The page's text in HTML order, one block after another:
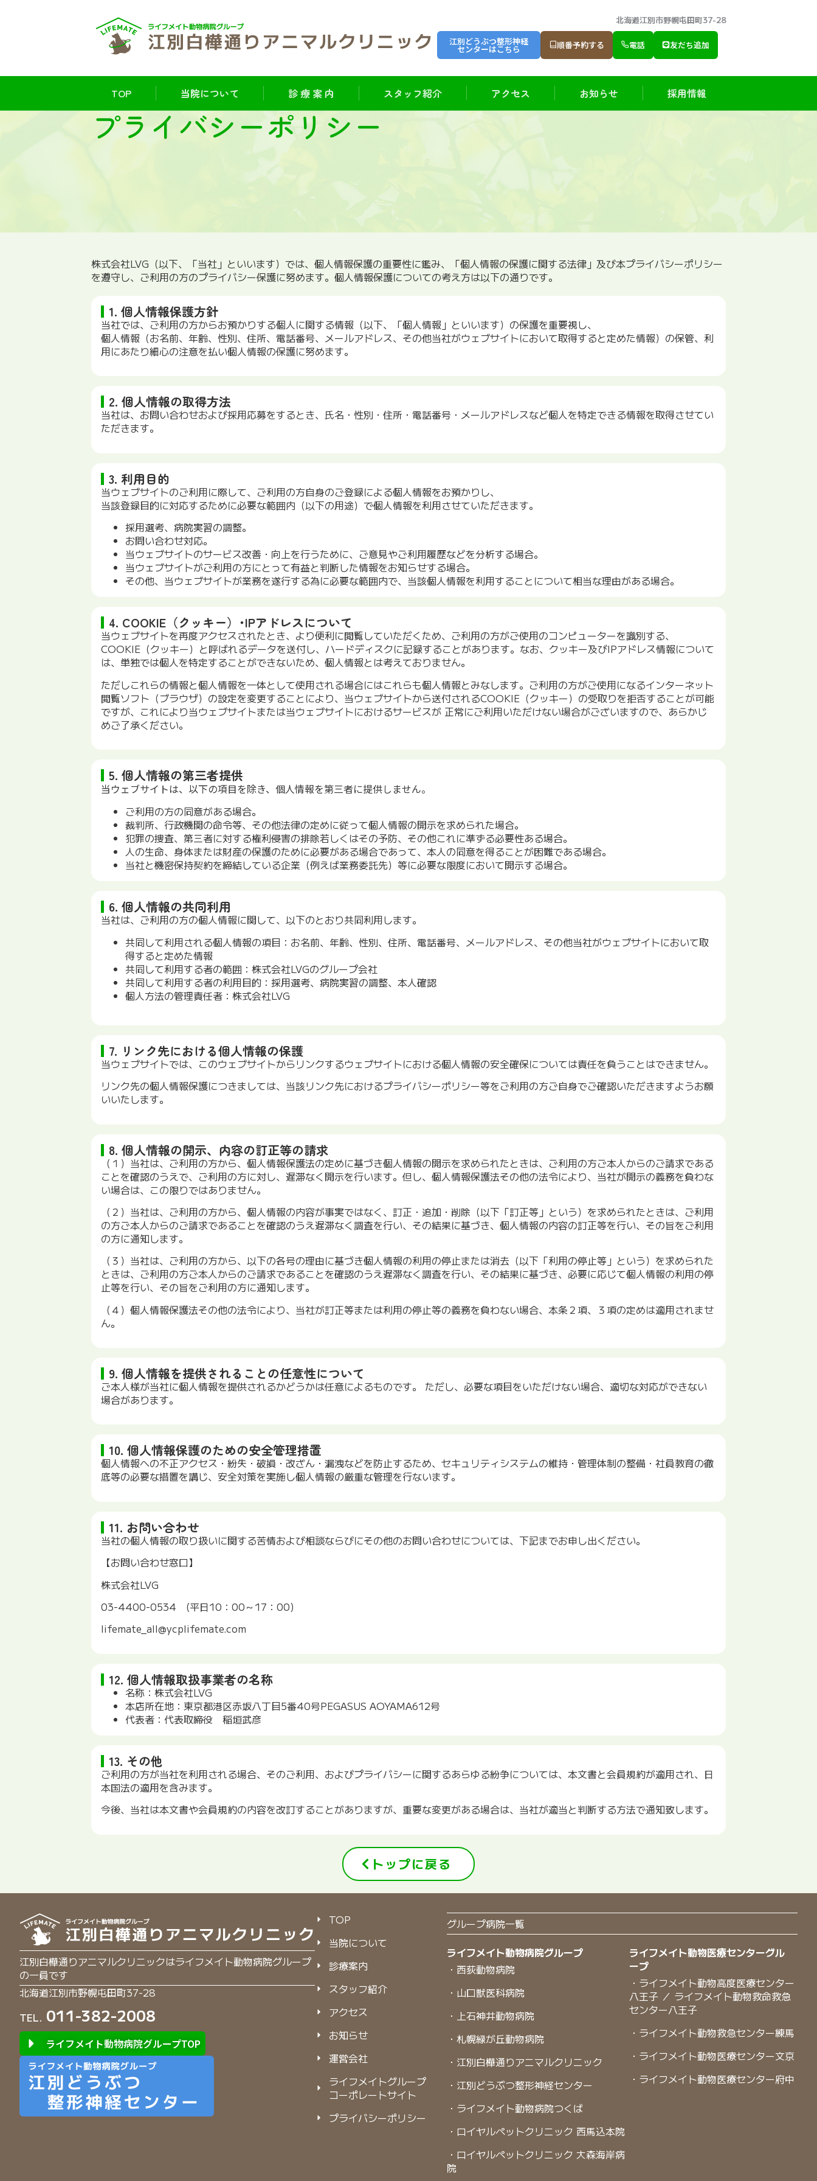
北海道江別市野幌屯田町37-28
江別どうぶつ整形神経
センターはこちら 順番予約する 電話 友だち追加
TOP 当院について 診 療 案 内 スタッフ紹介 アクセス お知らせ 採用情報
プライバシーポリシー
株式会社LVG（以下、「当社」といいます）では、個人情報保護の重要性に鑑み、「個人情報の保護に関する法律」及び本プライバシーポリシー
を遵守し、ご利用の方のプライバシー保護に努めます。個人情報保護についての考え方は以下の通りです。
1. 個人情報保護方針
当社では、ご利用の方からお預かりする個人に関する情報（以下、「個人情報」といいます）の保護を重要視し、
個人情報（お名前、年齢、性別、住所、電話番号、メールアドレス、その他当社がウェブサイトにおいて取得すると定めた情報）の保管、利
用にあたり細心の注意を払い個人情報の保護に努めます。
2. 個人情報の取得方法
当社は、お問い合わせおよび採用応募をするとき、氏名・性別・住所・電話番号・メールアドレスなど個人を特定できる情報を取得させてい
ただきます。
3. 利用目的
当ウェブサイトのご利用に際して、ご利用の方自身のご登録による個人情報をお預かりし、
当該登録目的に対応するために必要な範囲内（以下の用途）で個人情報を利用させていただきます。
採用選考、病院実習の調整。
お問い合わせ対応。
当ウェブサイトのサービス改善・向上を行うために、ご意見やご利用履歴などを分析する場合。
当ウェブサイトがご利用の方にとって有益と判断した情報をお知らせする場合。
その他、当ウェブサイトが業務を遂行する為に必要な範囲内で、当該個人情報を利用することについて相当な理由がある場合。
4. COOKIE（クッキー）･IPアドレスについて
当ウェブサイトを再度アクセスされたとき、より便利に閲覧していただくため、ご利用の方がご使用のコンピューターを識別する、
COOKIE（クッキー）と呼ばれるデータを送付し、ハードディスクに記録することがあります。なお、クッキー及びIPアドレス情報について
は、単独では個人を特定することができないため、個人情報とは考えておりません。
ただしこれらの情報と個人情報を一体として使用される場合にはこれらも個人情報とみなします。ご利用の方がご使用になるインターネット
閲覧ソフト（ブラウザ）の設定を変更することにより、当ウェブサイトから送付されるCOOKIE（クッキー）の受取りを拒否することが可能
ですが、これにより当ウェブサイトまたは当ウェブサイトにおけるサービスが 正常にご利用いただけない場合がございますので、あらかじ
めご了承ください。
5. 個人情報の第三者提供
当ウェブサイトは、以下の項目を除き、個人情報を第三者に提供しません。
ご利用の方の同意がある場合。
裁判所、行政機関の命令等、その他法律の定めに従って個人情報の開示を求められた場合。
犯罪の捜査、第三者に対する権利侵害の排除若しくはその予防、その他これに準ずる必要性ある場合。
人の生命、身体または財産の保護のために必要がある場合であって、本人の同意を得ることが困難である場合。
当社と機密保持契約を締結している企業（例えば業務委託先）等に必要な限度において開示する場合。
6. 個人情報の共同利用
当社は、ご利用の方の個人情報に関して、以下のとおり共同利用します。
共同して利用される個人情報の項目：お名前、年齢、性別、住所、電話番号、メールアドレス、その他当社がウェブサイトにおいて取
得すると定めた情報
共同して利用する者の範囲：株式会社LVGのグループ会社
共同して利用する者の利用目的：採用選考、病院実習の調整、本人確認
個人方法の管理責任者：株式会社LVG
7. リンク先における個人情報の保護
当ウェブサイトでは、このウェブサイトからリンクするウェブサイトにおける個人情報の安全確保については責任を負うことはできません。
リンク先の個人情報保護につきましては、当該リンク先におけるプライバシーポリシー等をご利用の方ご自身でご確認いただきますようお願
いいたします。
8. 個人情報の開示、内容の訂正等の請求
（１）当社は、ご利用の方から、個人情報保護法の定めに基づき個人情報の開示を求められたときは、ご利用の方ご本人からのご請求である
ことを確認のうえで、ご利用の方に対し、遅滞なく開示を行います。但し、個人情報保護法その他の法令により、当社が開示の義務を負わな
い場合は、この限りではありません。
（２）当社は、ご利用の方から、個人情報の内容が事実ではなく、訂正・追加・削除（以下「訂正等」という）を求められたときは、ご利用
の方ご本人からのご請求であることを確認のうえ遅滞なく調査を行い、その結果に基づき、個人情報の内容の訂正等を行い、その旨をご利用
の方に通知します。
（３）当社は、ご利用の方から、以下の各号の理由に基づき個人情報の利用の停止または消去（以下「利用の停止等」という）を求められた
ときは、ご利用の方ご本人からのご請求であることを確認のうえ遅滞なく調査を行い、その結果に基づき、必要に応じて個人情報の利用の停
止等を行い、その旨をご利用の方に通知します。
（４）個人情報保護法その他の法令により、当社が訂正等または利用の停止等の義務を負わない場合、本条２項、３項の定めは適用されませ
ん。
9. 個人情報を提供されることの任意性について
ご本人様が当社に個人情報を提供されるかどうかは任意によるものです。 ただし、必要な項目をいただけない場合、適切な対応ができない
場合があります。
10. 個人情報保護のための安全管理措置
個人情報への不正アクセス・紛失・破損・改ざん・漏洩などを防止するため、セキュリティシステムの維持・管理体制の整備・社員教育の徹
底等の必要な措置を講じ、安全対策を実施し個人情報の厳重な管理を行ないます。
11. お問い合わせ
当社の個人情報の取り扱いに関する苦情および相談ならびにその他のお問い合わせについては、下記までお申し出ください。
【お問い合わせ窓口】
株式会社LVG
03-4400-0534 (平日10：00～17：00)
lifemate_all@ycplifemate.com
12. 個人情報取扱事業者の名称
名称：株式会社LVG
本店所在地：東京都港区赤坂八丁目5番40号PEGASUS AOYAMA612号
代表者：代表取締役 稲垣武彦
13. その他
ご利用の方が当社を利用される場合、そのご利用、およびプライバシーに関するあらゆる紛争については、本文書と会員規約が適用され、日
本国法の適用を含みます。
今後、当社は本文書や会員規約の内容を改訂することがありますが、重要な変更がある場合は、当社が適当と判断する方法で通知致します。
トップに戻る
江別白樺通りアニマルクリニックはライフメイト動物病院グループ
の一員です
北海道江別市野幌屯田町37-28
TEL. 011-382-2008
ライフメイト動物病院グループTOP
TOP
当院について
診療案内
スタッフ紹介
アクセス
お知らせ
運営会社
ライフメイトグループ
コーポレートサイト
プライバシーポリシー
グループ病院一覧
ライフメイト動物病院グループ
・西荻動物病院
・山口獣医科病院
・上石神井動物病院
・札幌緑が丘動物病院
・江別白樺通りアニマルクリニック
・江別どうぶつ整形神経センター
・ライフメイト動物病院つくば
・ロイヤルペットクリニック 西馬込本院
・ロイヤルペットクリニック 大森海岸病
院
ライフメイト動物医療センターグル
ープ
・ライフメイト動物高度医療センター
八王子 ／ ライフメイト動物救命救急
センター八王子
・ライフメイト動物救急センター練馬
・ライフメイト動物医療センター文京
・ライフメイト動物医療センター府中